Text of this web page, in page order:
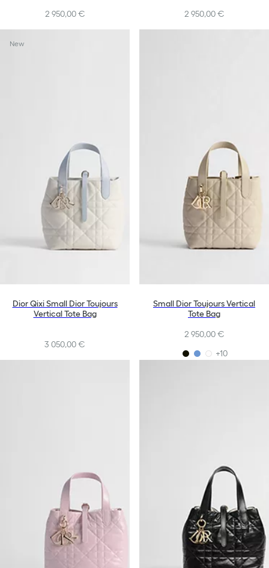
2 950,00 €
2 950,00 €
New
Dior Qixi Small Dior Toujours
Vertical Tote Bag
3 050,00 €
Small Dior Toujours Vertical
Tote Bag
2 950,00 €
+10